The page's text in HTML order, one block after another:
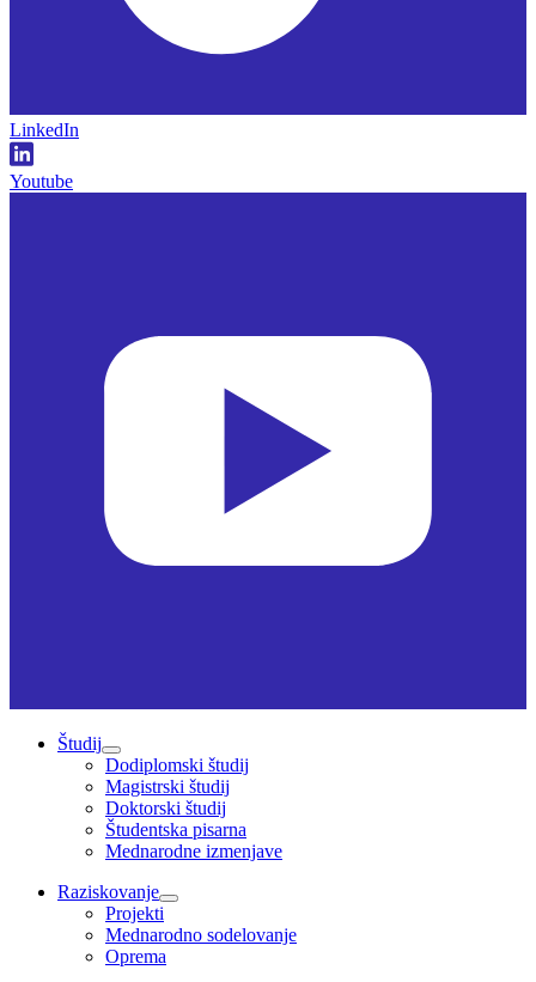
LinkedIn
Youtube
Študij
Dodiplomski študij
Magistrski študij
Doktorski študij
Študentska pisarna
Mednarodne izmenjave
Raziskovanje
Projekti
Mednarodno sodelovanje
Oprema